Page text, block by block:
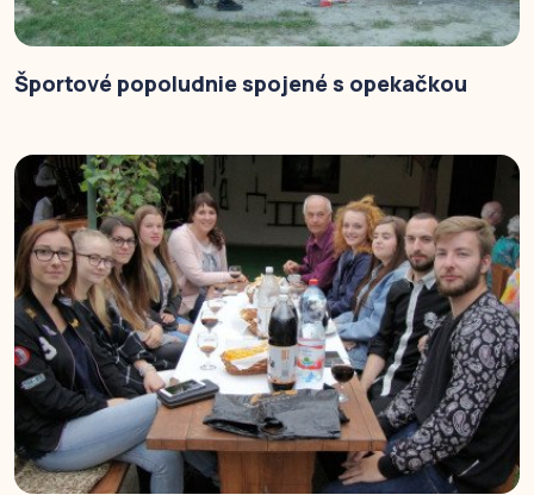
Športové popoludnie spojené s opekačkou